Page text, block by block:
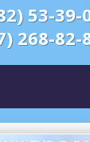
53-39-
268-82-